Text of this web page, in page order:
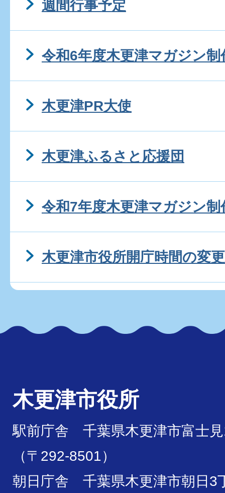
週間行事予定
令和6年度木更津マガジン
木更津PR大使
木更津ふるさと応援団
令和7年度木更津マガジン
木更津市役所開庁時間の変更
木更津市役所
駅前庁舎 千葉県木更津市富士
（〒292-8501）
朝日庁舎 千葉県木更津市朝日3